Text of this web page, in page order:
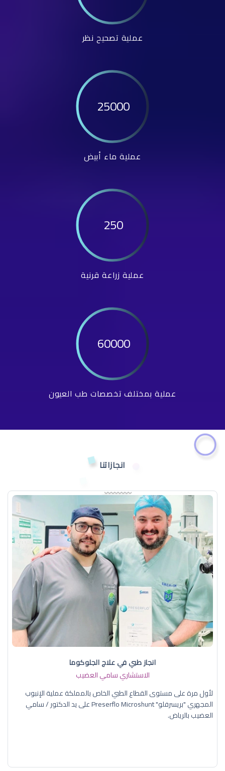
عملية تصحيح نظر
25000
عملية ماء أبيض
250
عملية زراعة قرنية
60000
عملية بمختلف تخصصات طب العيون
انجازاتنا
انجاز طبي في علاج الجلوكوما
الاستشاري سامي العضيب
لأول مرة على مستوى القطاع الطبي الخاص بالمملكة عملية الإنبوب
المجهري "بريسرفلو" Preserflo Microshunt على يد الدكتور / سامي
العضيب بالرياض.